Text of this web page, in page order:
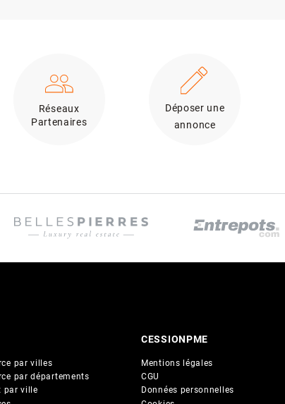
Réseaux
Partenaires
Déposer une
annonce
par villes
par départements
par ville
CESSIONPME
Mentions légales
CGU
Données personnelles